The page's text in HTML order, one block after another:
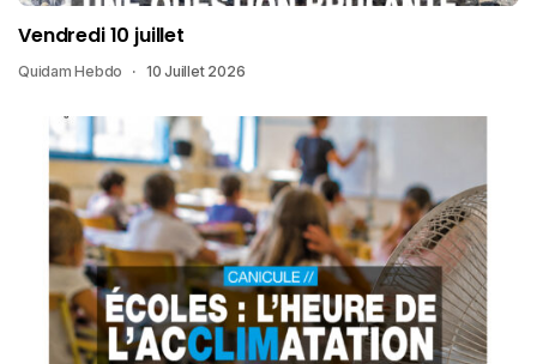
Vendredi 10 juillet
Quidam Hebdo 10 Juillet 2026